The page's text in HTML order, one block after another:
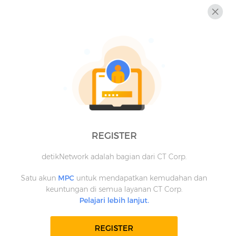
REGISTER
detikNetwork adalah bagian dari CT Corp.
Satu akun MPC untuk mendapatkan kemudahan dan
keuntungan di semua layanan CT Corp.
Pelajari lebih lanjut.
REGISTER